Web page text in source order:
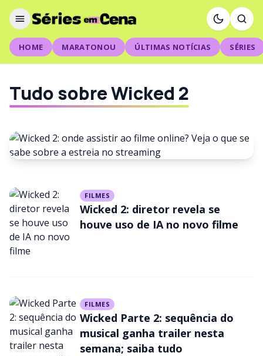
HOME MARATONOU ÚLTIMAS NOTÍCIAS SÉRIES
Tudo sobre Wicked 2
Wicked 2: onde assistir ao
filme online? Veja o que se
sabe sobre a estreia no
FILMES
Wicked 2: diretor revela se
houve uso de IA no novo filme
FILMES
Wicked Parte 2: sequência do
musical ganha trailer nesta
semana; saiba tudo